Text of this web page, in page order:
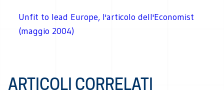
Unfit to lead Europe, l'articolo dell'Economist
(maggio 2004)
ARTICOLI CORRELATI